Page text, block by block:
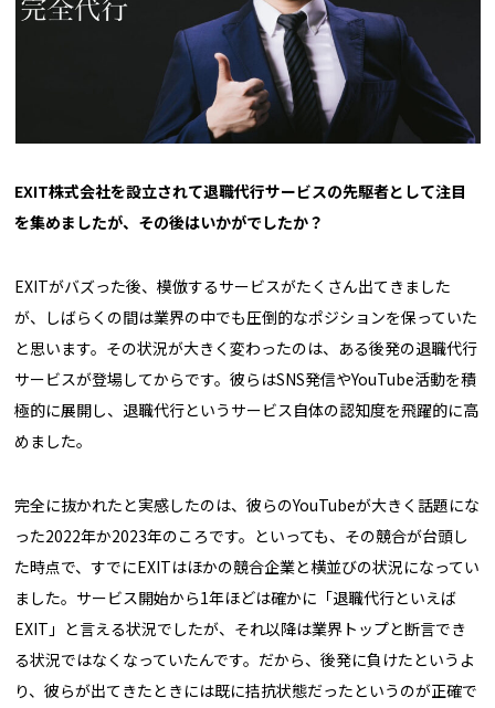
――EXIT株式会社を設立されて退職代行サービスの先駆者として注目
を集めましたが、その後はいかがでしたか？
EXITがバズった後、模倣するサービスがたくさん出てきました
が、しばらくの間は業界の中でも圧倒的なポジションを保っていた
と思います。その状況が大きく変わったのは、ある後発の退職代行
サービスが登場してからです。彼らはSNS発信やYouTube活動を積
極的に展開し、退職代行というサービス自体の認知度を飛躍的に高
めました。
完全に抜かれたと実感したのは、彼らのYouTubeが大きく話題にな
った2022年か2023年のころです。といっても、その競合が台頭し
た時点で、すでにEXITはほかの競合企業と横並びの状況になってい
ました。サービス開始から1年ほどは確かに「退職代行といえば
EXIT」と言える状況でしたが、それ以降は業界トップと断言でき
る状況ではなくなっていたんです。だから、後発に負けたというよ
り、彼らが出てきたときには既に拮抗状態だったというのが正確で